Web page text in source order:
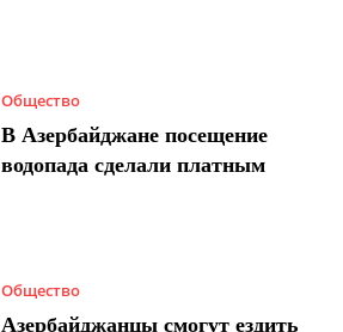
Общество
В Азербайджане посещение
водопада сделали платным
Общество
Азербайджанцы смогут ездить